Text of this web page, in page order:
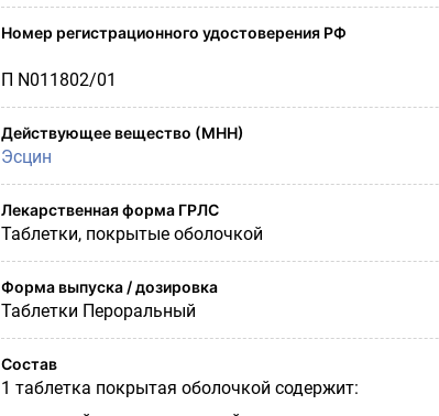
Номер регистрационного удостоверения РФ
П N011802/01
Действующее вещество (МНН)
Эсцин
Лекарственная форма ГРЛС
Таблетки, покрытые оболочкой
Форма выпуска / дозировка
Таблетки Пероральный
Состав
1 таблетка покрытая оболочкой содержит: